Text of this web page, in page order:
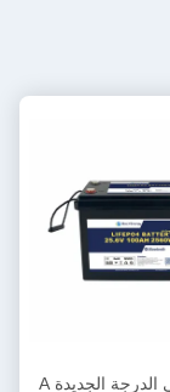
بيلي إنرجي الدرجة الجديدة A